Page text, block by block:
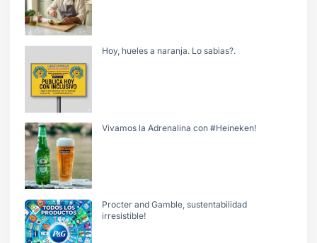
Hoy, hueles a naranja. Lo sabìas?.
Vivamos la Adrenalina con #Heineken!
Procter and Gamble, sustentabilidad
irresistible!